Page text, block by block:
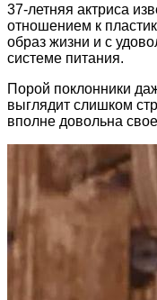
37-летняя актриса
отношением к
образ жизни и с
системе питания.
Порой поклонники
выглядит слишком
вполне довольна